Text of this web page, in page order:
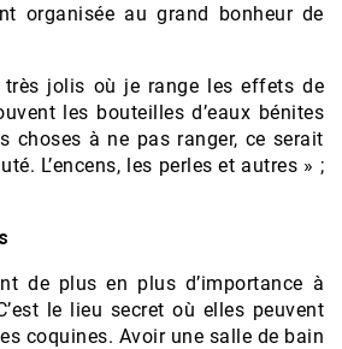
organisée au grand bonheur de
très jolis où je range les effets de
les bouteilles d’eaux bénites
choses à ne pas ranger, ce serait
L’encens, les perles et autres » ;
de plus en plus d’importance à
le lieu secret où elles peuvent
coquines. Avoir une salle de bain